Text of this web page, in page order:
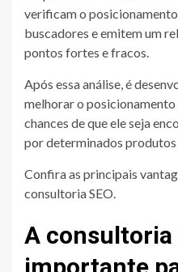
verificam o
buscadores e emitem um
pontos fortes e fracos.
Após essa análise, é
melhorar o posicionamento
chances de que ele seja
por determinados produtos
Confira as principais
consultoria SEO.
A consultoria